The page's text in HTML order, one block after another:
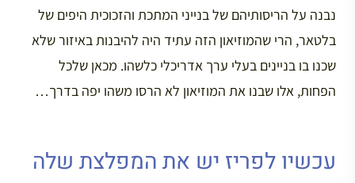
נבנה על הריסותיהם של בנייני המתכת והזכוכית היפים של
בלטאר, הרי שהמוזיאון הזה עתיד היה להיבנות באיזור שלא
שכנו בו בניינים בעלי ערך אדריכלי כלשהו. מכאן שלכל
הפחות, אלו שבנו את המוזיאון לא הרסו משהו יפה בדרך…
עכשיו לפריז יש את המפלצת שלה